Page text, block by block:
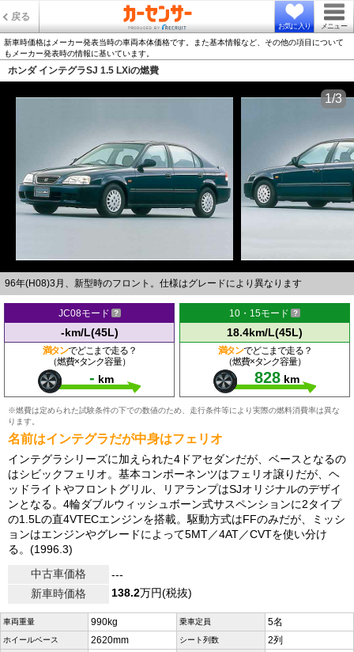
戻る
お気に入り メニュー
新車時価格はメーカー発表当時の車両本体価格です。また基本情報など、その他の項目について
もメーカー発表時の情報に基いています。
ホンダ インテグラSJ 1.5 LXiの燃費
96年(H08)3月、新型時のフロント。仕様はグレードにより異なります
1/3
JC08モード
-km/L(45L)
満タンでどこまで走る？
（燃費×タンク容量）
- km
10・15モード
18.4km/L(45L)
満タンでどこまで走る？
（燃費×タンク容量）
828 km
※燃費は定められた試験条件の下での数値のため、走行条件等により実際の燃料消費率は異な
ります。
名前はインテグラだが中身はフェリオ
インテグラシリーズに加えられた4ドアセダンだが、ベースとなるの
はシビックフェリオ。基本コンポーネンツはフェリオ譲りだが、ヘ
ッドライトやフロントグリル、リアランプはSJオリジナルのデザイ
ンとなる。4輪ダブルウィッシュボーン式サスペンションに2タイプ
の1.5Lの直4VTECエンジンを搭載。駆動方式はFFのみだが、ミッシ
ョンはエンジンやグレードによって5MT／4AT／CVTを使い分け
る。(1996.3)
中古車価格
---
新車時価格
138.2万円(税抜)
車両重量 990kg 乗車定員 5名
ホイールベース 2620mm シート列数 2列